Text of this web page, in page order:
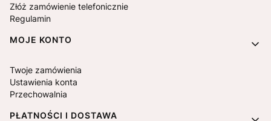
Złóż zamówienie telefonicznie
Regulamin
MOJE KONTO
Twoje zamówienia
Ustawienia konta
Przechowalnia
PŁATNOŚCI I DOSTAWA